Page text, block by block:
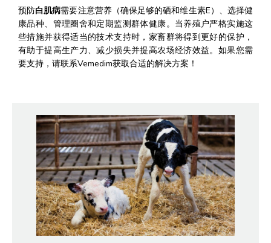
预防白肌病需要注意营养（确保足够的硒和维生素E）、选择健
康品种、管理圈舍和定期监测群体健康。当养殖户严格实施这
些措施并获得适当的技术支持时，家畜群将得到更好的保护，
有助于提高生产力、减少损失并提高农场经济效益。如果您需
要支持，请联系Vemedim获取合适的解决方案！